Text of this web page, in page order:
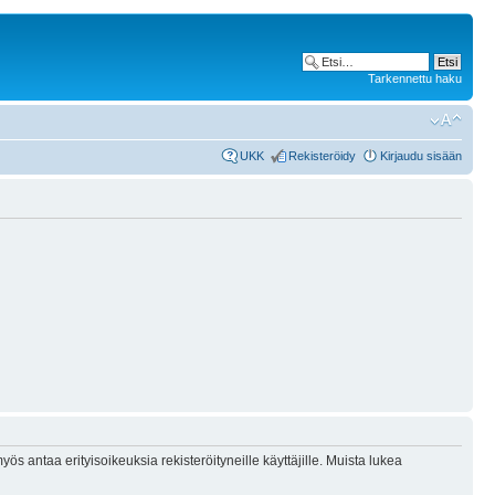
Tarkennettu haku
UKK Rekisteröidy Kirjaudu sisään
antaa erityisoikeuksia rekisteröityneille käyttäjille. Muista lukea